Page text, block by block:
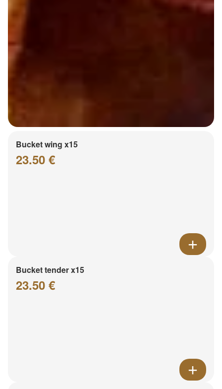
Bucket wing x15
23.50 €
Bucket tender x15
23.50 €